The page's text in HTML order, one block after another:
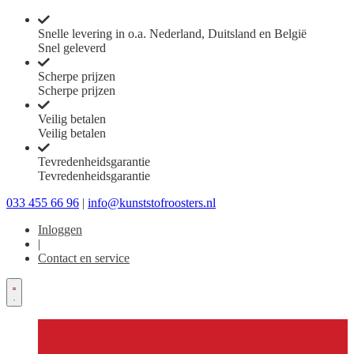
Snelle levering in o.a. Nederland, Duitsland en België
Snel geleverd
Scherpe prijzen
Scherpe prijzen
Veilig betalen
Veilig betalen
Tevredenheidsgarantie
Tevredenheidsgarantie
033 455 66 96 | info@kunststofroosters.nl
Inloggen
|
Contact en service